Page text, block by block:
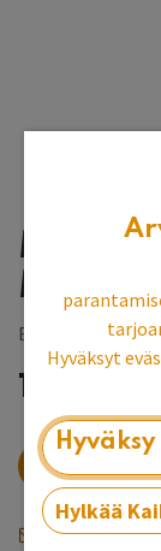
Matala
Espoon
1 426,29
Saat
Hyväksyt
Hylkää